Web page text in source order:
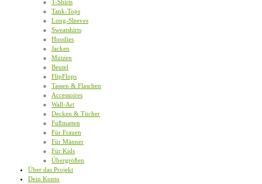
T-Shirts
Tank-Tops
Long-Sleeves
Sweatshirts
Hoodies
Jacken
Mützen
Beutel
FlipFlops
Tassen & Flaschen
Accessoires
Wall-Art
Decken & Tücher
Fußmatten
Für Frauen
Für Männer
Für Kids
Übergrößen
Über das Projekt
Dein Konto